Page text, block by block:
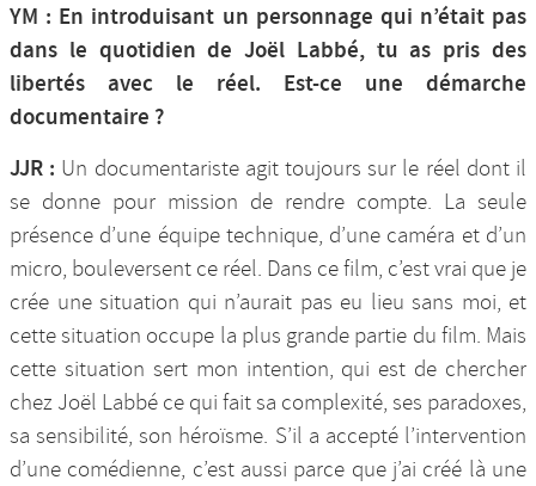
YM : En introduisant un personnage qui n’était pas
dans le quotidien de Joël Labbé, tu as pris des
libertés avec le réel. Est-ce une démarche
documentaire ?
JJR : Un documentariste agit toujours sur le réel dont il
se donne pour mission de rendre compte. La seule
présence d’une équipe technique, d’une caméra et d’un
micro, bouleversent ce réel. Dans ce film, c’est vrai que je
crée une situation qui n’aurait pas eu lieu sans moi, et
cette situation occupe la plus grande partie du film. Mais
cette situation sert mon intention, qui est de chercher
chez Joël Labbé ce qui fait sa complexité, ses paradoxes,
sa sensibilité, son héroïsme. S’il a accepté l’intervention
d’une comédienne, c’est aussi parce que j’ai créé là une